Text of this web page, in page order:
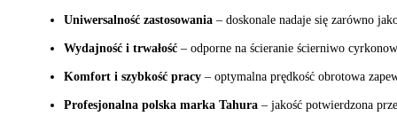
Uniwersalność zastosowania – doskonale nadaje się zarówno
Wydajność i trwałość – odporne na ścieranie ścierniwo
Komfort i szybkość pracy – optymalna prędkość obrotowa
Profesjonalna polska marka Tahura – jakość potwierdzona